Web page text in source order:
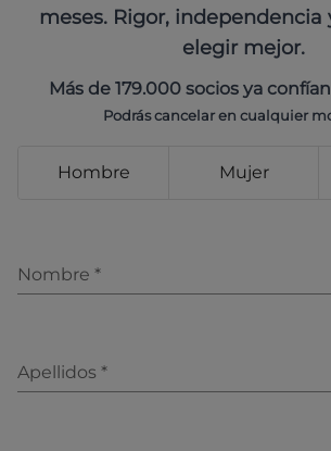
meses. Rigor, independencia
elegir mejor.
Más de 179.000 socios ya
Podrás cancelar en cualquier
Hombre Mujer
Nombre *
Apellidos *